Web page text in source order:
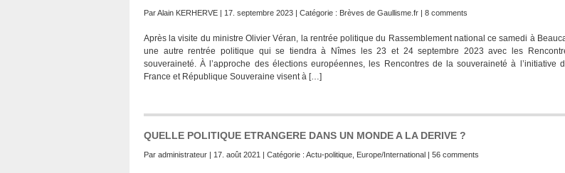
ParAlain KERHERVE | 17. septembre 2023 | Catégorie : Brèves de Gaullisme.fr | 8 comments
Après la visite du ministre Olivier Véran, la rentrée politique du Rassemblement national ce samedi à
une autre rentrée politique qui se tiendra à Nîmes les 23 et 24 septembre 2023 avec les
souveraineté. À l’approche des élections européennes, les Rencontres de la souveraineté à l’initiative
France et République Souveraine visent à […]
QUELLE POLITIQUE ETRANGERE DANS UN MONDE A LA DERIVE ?
Par administrateur | 17. août 2021 | Catégorie : Actu-politique Europe/International | 56 comments